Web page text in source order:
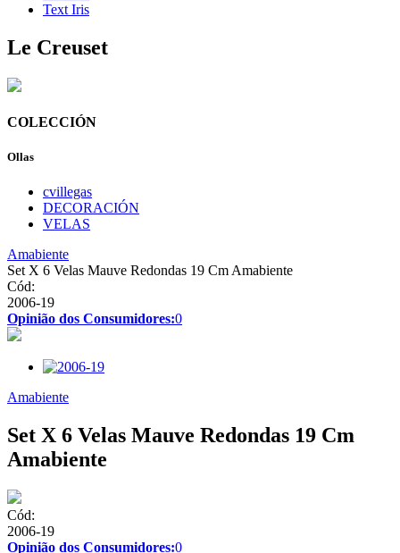
Text Iris
Le Creuset
COLECCIÓN
Ollas
cvillegas
DECORACIÓN
VELAS
Amabiente
Set X 6 Velas Mauve Redondas 19 Cm Amabiente
Cód:
2006-19
Opinião dos Consumidores:0
Amabiente
Set X 6 Velas Mauve Redondas 19 Cm
Amabiente
Cód:
2006-19
Opinião dos Consumidores:0